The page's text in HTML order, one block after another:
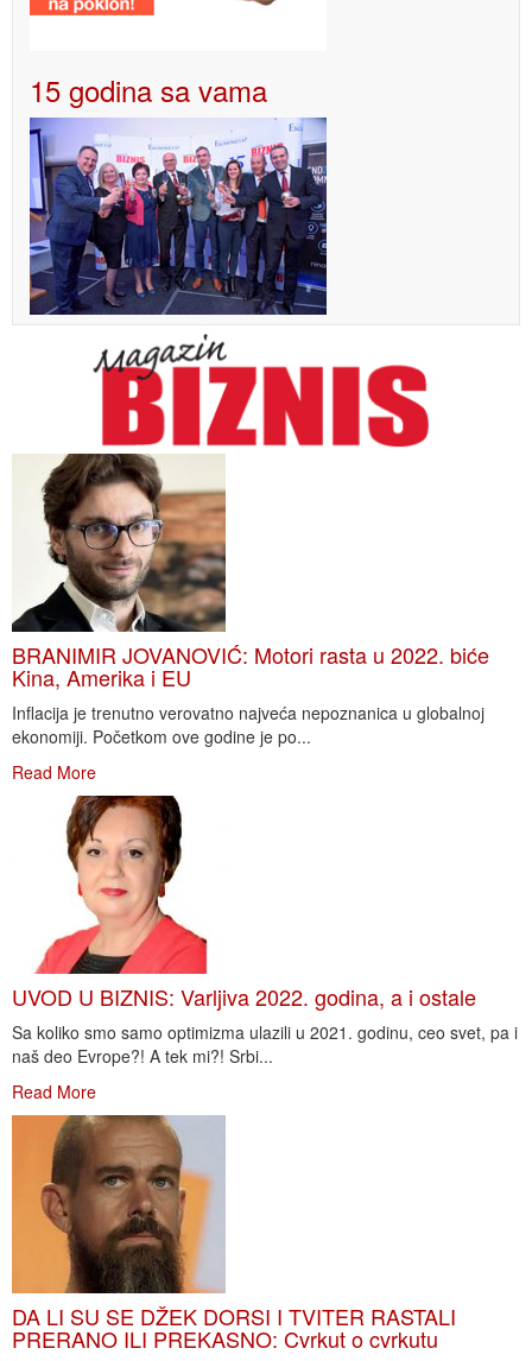
15 godina sa vama
BRANIMIR JOVANOVIĆ: Motori rasta u 2022. biće
Kina, Amerika i EU
Inflacija je trenutno verovatno najveća nepoznanica u globalnoj
ekonomiji. Početkom ove godine je po...
Read More
UVOD U BIZNIS: Varljiva 2022. godina, a i ostale
Sa koliko smo samo optimizma ulazili u 2021. godinu, ceo svet, pa i
naš deo Evrope?! A tek mi?! Srbi...
Read More
DA LI SU SE DŽEK DORSI I TVITER RASTALI
PRERANO ILI PREKASNO: Cvrkut o cvrkutu